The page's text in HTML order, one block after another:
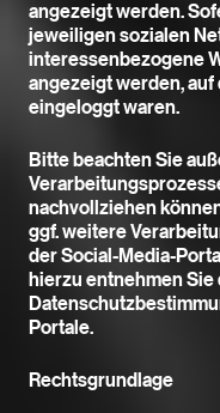
angezeigt werden.
jeweiligen sozialen
interessenbezogene
angezeigt werden,
eingeloggt waren.
Bitte beachten Sie
nachvollziehen
ggf. weitere
der Social-Media-
hierzu entnehmen
Portale.
Rechtsgrundlage